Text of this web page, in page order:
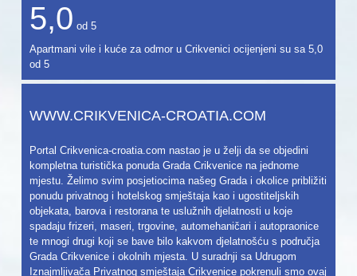
5,0 od 5
Apartmani vile i kuće za odmor u Crikvenici ocijenjeni su sa 5,0
od 5
WWW.CRIKVENICA-CROATIA.COM
Portal Crikvenica-croatia.com nastao je u želji da se objedini
kompletna turistička ponuda Grada Crikvenice na jednome
mjestu. Želimo svim posjetiocima našeg Grada i okolice približiti
ponudu privatnog i hotelskog smještaja kao i ugostiteljskih
objekata, barova i restorana te uslužnih djelatnosti u koje
spadaju frizeri, maseri, trgovine, automehaničari i autopraonice
te mnogi drugi koji se bave bilo kakvom djelatnošću s područja
Grada Crikvenice i okolnih mjesta. U suradnji sa Udrugom
Iznajmljivača Privatnog smještaja Crikvenice pokrenuli smo ovaj